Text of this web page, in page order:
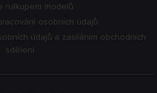
nákupem modelů
osobních údajů
údajů a zasíláním obchodních
sdělení